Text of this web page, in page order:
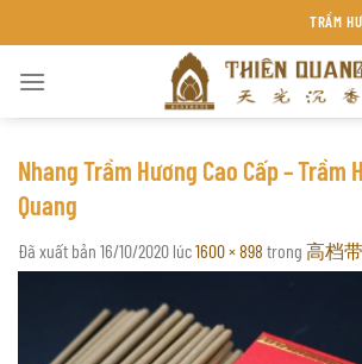
đến
TRẦM
Nhang Trầm Hương Cao Cấp – Trầm
Quang
Đã xuất bản 16/10/2020 lúc1600 × 898 trong 高档